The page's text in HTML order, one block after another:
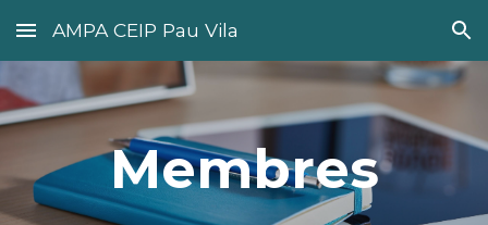
Skip to main content Skip to navigation
AMPA CEIP Pau Vila
Membres